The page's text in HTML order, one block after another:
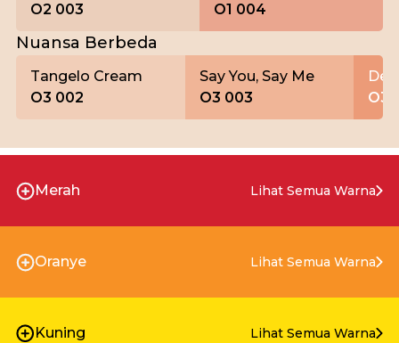
O2 003
O1 004
Nuansa Berbeda
Tangelo Cream
O3 002
Say You, Say Me
O3 003
O3
Merah Lihat Semua Warna
Oranye Lihat Semua Warna
Kuning Lihat Semua Warna